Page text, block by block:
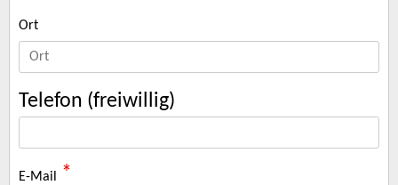
Ort
Telefon (freiwillig)
E-Mail *